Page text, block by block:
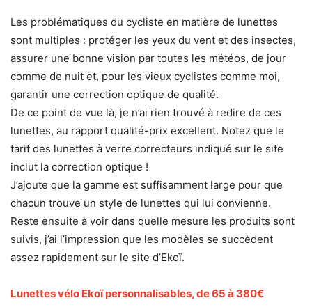
Les problématiques du cycliste en matière de lunettes
sont multiples : protéger les yeux du vent et des insectes,
assurer une bonne vision par toutes les météos, de jour
comme de nuit et, pour les vieux cyclistes comme moi,
garantir une correction optique de qualité.
De ce point de vue là, je n’ai rien trouvé à redire de ces
lunettes, au rapport qualité-prix excellent. Notez que le
tarif des lunettes à verre correcteurs indiqué sur le site
inclut la correction optique !
J’ajoute que la gamme est suffisamment large pour que
chacun trouve un style de lunettes qui lui convienne.
Reste ensuite à voir dans quelle mesure les produits sont
suivis, j’ai l’impression que les modèles se succèdent
assez rapidement sur le site d’Ekoï.
Lunettes vélo Ekoï personnalisables, de 65 à 380€